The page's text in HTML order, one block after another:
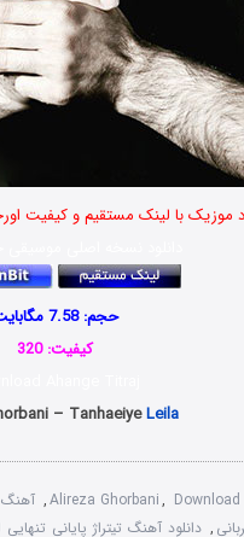
موزیک با لینک مستقیم و کیفیت
حجم: 7.58 مگابایت
کیفیت: 320
– TanhaeiyeLeila
Alireza Ghorbani,
, آهنگ
, دانلود آهنگ تیتراژ پایانی تنهایی